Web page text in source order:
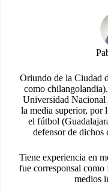
Oriundo de la Ciudad
como
Universidad Nacional
la media superior, por
el fútbol
defensor de dichos
Tiene experiencia en
fue corresponsal
medios